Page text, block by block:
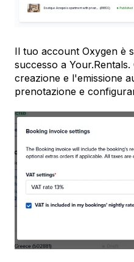
Il tuo account Oxygen è
successo a
creazione e l'emissione
prenotazione e